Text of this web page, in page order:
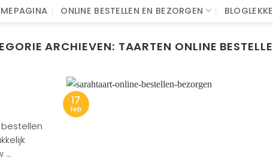
ONLINE BESTELLEN EN BEZORGEN
ARCHIEVEN: TAARTEN ONLINE
...
17
feb